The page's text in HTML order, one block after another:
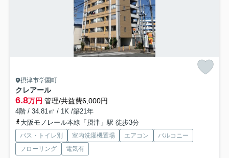
摂津市学園町
クレアール
6.8万円 管理/共益費6,000円
4階 / 34.81㎡ / 1K /築21年
大阪モノレール本線「摂津」駅 徒歩3分
バス・トイレ別 室内洗濯機置場 エアコン
バルコニー
フローリング
電気有